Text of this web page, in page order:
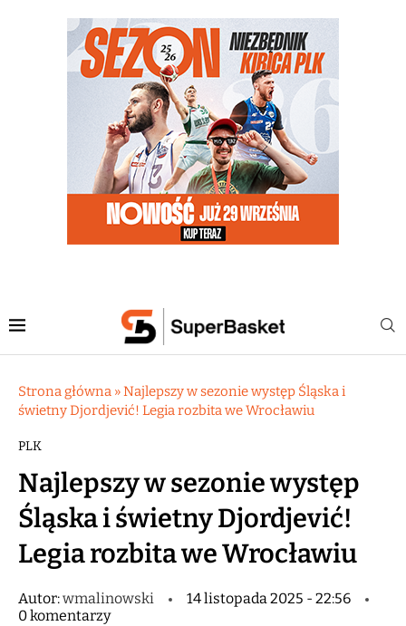
Strona główna »Najlepszy w sezonie występ Śląska i
świetny Djordjević! Legia rozbita we Wrocławiu
PLK
Najlepszy w sezonie występ
Śląska i świetny Djordjević!
Legia rozbita we Wrocławiu
Autor:wmalinowski
14 listopada 2025 - 22:56
0 komentarzy